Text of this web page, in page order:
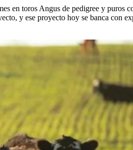
en toros Angus de pedigree y puros
y ese proyecto hoy se banca con